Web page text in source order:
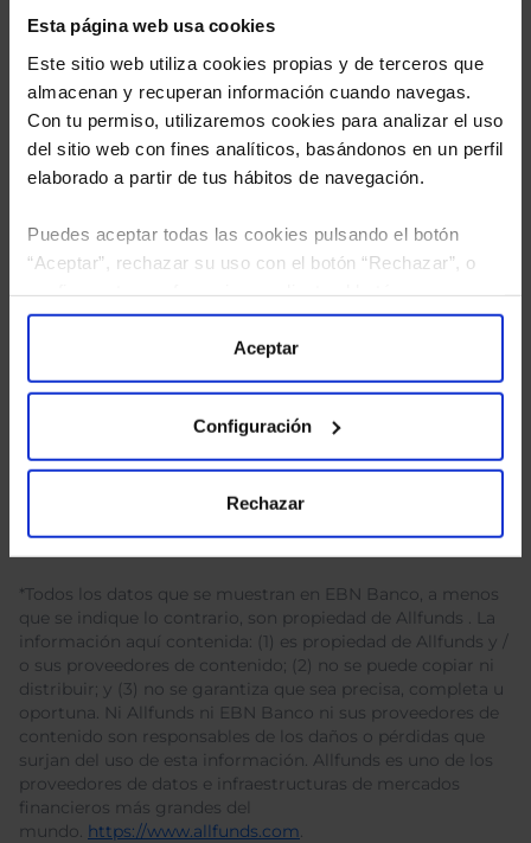
Esta página web usa cookies
Este sitio web utiliza cookies propias y de terceros que
almacenan y recuperan información cuando navegas.
Con tu permiso, utilizaremos cookies para analizar el uso
del sitio web con fines analíticos, basándonos en un perfil
elaborado a partir de tus hábitos de navegación.
Puedes aceptar todas las cookies pulsando el botón
“Aceptar”, rechazar su uso con el botón “Rechazar”, o
“Configuración”. Consulta nuestraPolítica
para más información.
Aceptar
Configuración
Rechazar
He leídola política de privacidady consiento el
*Todos los datos que se muestran en EBN Banco, a menos
que se indique lo contrario, son propiedad de Allfunds . La
información aquí contenida: (1) es propiedad de Allfunds y /
o sus proveedores de contenido; (2) no se puede copiar ni
distribuir; y (3) no se garantiza que sea precisa, completa u
oportuna. Ni Allfunds ni EBN Banco ni sus proveedores de
contenido son responsables de los daños o pérdidas que
surjan del uso de esta información. Allfunds es uno de los
proveedores de datos e infraestructuras de mercados
financieros más grandes del
mundo. https://www.allfunds.com.